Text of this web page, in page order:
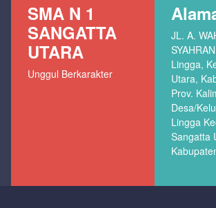
SMA N 1
SANGATTA
UTARA
Unggul Berkarakter
JL. A.
Lingga,
Utara,
Prov.
Desa/
Lingga
Sangatta